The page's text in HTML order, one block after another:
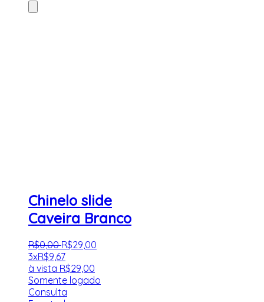
Chinelo slide
Caveira Branco
R$0,00 R$29 00
3xR$9,67
à vista R$29,00
Somente logado
Consulta